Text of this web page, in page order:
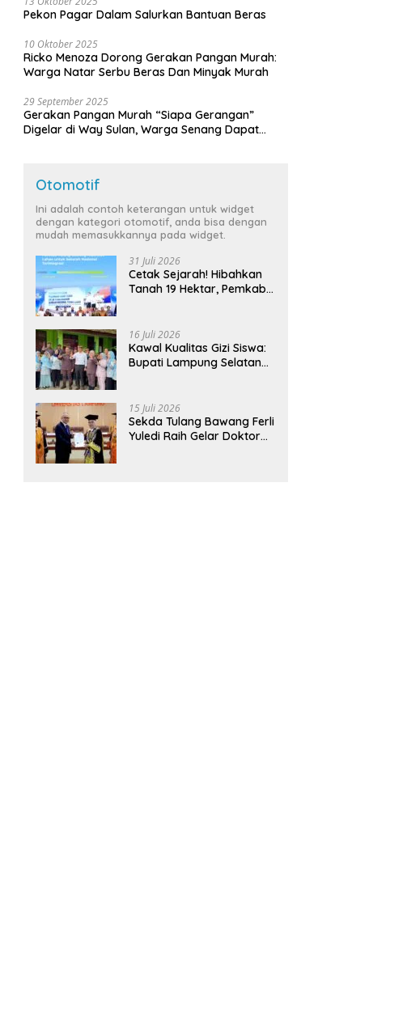
Pekon Pagar Dalam Salurkan Bantuan Beras
10 Oktober 2025
Ricko Menoza Dorong Gerakan Pangan Murah:
Warga Natar Serbu Beras Dan Minyak Murah
29 September 2025
Gerakan Pangan Murah “Siapa Gerangan”
Digelar di Way Sulan, Warga Senang Dapat
Otomotif
Ini adalah contoh keterangan untuk widget
dengan kategori otomotif, anda bisa dengan
mudah memasukkannya pada widget.
31 Juli 2026
Cetak Sejarah! Hibahkan
Tanah 19 Hektar, Pemkab
Terintegrasi Pertama di
Lampung
16 Juli 2026
Kawal Kualitas Gizi Siswa:
Bupati Lampung Selatan
Bergizi Gratis di Natar
15 Juli 2026
Sekda Tulang Bawang Ferli
Yuledi Raih Gelar Doktor